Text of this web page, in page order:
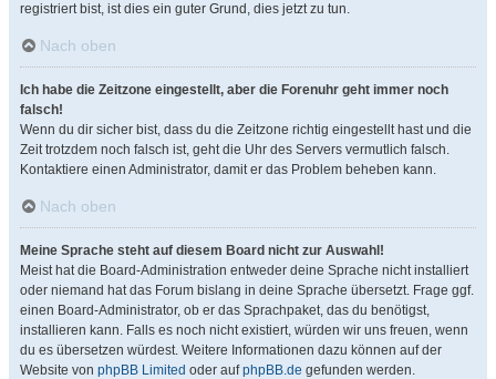
registriert bist, ist dies ein guter Grund, dies jetzt zu tun.
Nach oben
Ich habe die Zeitzone eingestellt, aber die Forenuhr geht immer noch
falsch!
Wenn du dir sicher bist, dass du die Zeitzone richtig eingestellt hast und die
Zeit trotzdem noch falsch ist, geht die Uhr des Servers vermutlich falsch.
Kontaktiere einen Administrator, damit er das Problem beheben kann.
Nach oben
Meine Sprache steht auf diesem Board nicht zur Auswahl!
Meist hat die Board-Administration entweder deine Sprache nicht installiert
oder niemand hat das Forum bislang in deine Sprache übersetzt. Frage ggf.
einen Board-Administrator, ob er das Sprachpaket, das du benötigst,
installieren kann. Falls es noch nicht existiert, würden wir uns freuen, wenn
du es übersetzen würdest. Weitere Informationen dazu können auf der
Website von phpBB Limited oder aufphpBB.de gefunden werden.